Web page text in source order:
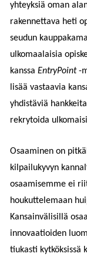
yhteyksiä oman
rakennettava heti
seudun
ulkomaalaisia
kanssa EntryPoint-
lisää vastaavia
yhdistäviä
rekrytoida
Osaaminen on
kilpailukyvyn
osaamisemme ei
houkuttelemaan
Kansainvälisillä
innovaatioiden
tiukasti kytköksissä